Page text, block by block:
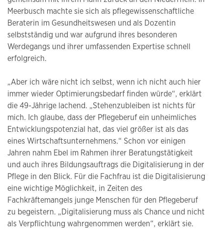
Meerbusch machte sie sich als pflegewissenschaftliche
Beraterin im Gesundheitswesen und als Dozentin
selbstständig und war aufgrund ihres besonderen
Werdegangs und ihrer umfassenden Expertise schnell
erfolgreich.
„Aber ich wäre nicht ich selbst, wenn ich nicht auch hier
immer wieder Optimierungsbedarf finden würde“, erklärt
die 49-Jährige lachend. „Stehenzubleiben ist nichts für
mich. Ich glaube, dass der Pflegeberuf ein unheimliches
Entwicklungspotenzial hat, das viel größer ist als das
eines Wirtschaftsunternehmens.“ Schon vor einigen
Jahren nahm Ebel im Rahmen ihrer Beratungstätigkeit
und auch ihres Bildungsauftrags die Digitalisierung in der
Pflege in den Blick. Für die Fachfrau ist die Digitalisierung
eine wichtige Möglichkeit, in Zeiten des
Fachkräftemangels junge Menschen für den Pflegeberuf
zu begeistern. „Digitalisierung muss als Chance und nicht
als Verpflichtung wahrgenommen werden“, erklärt sie.